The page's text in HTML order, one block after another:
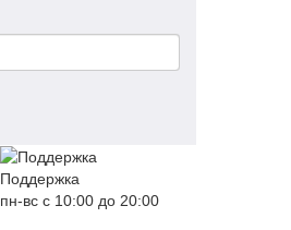
Поддержка
пн-вс с 10:00 до 20:00